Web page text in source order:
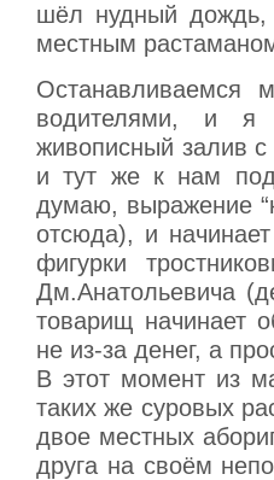
шёл нудный
местным
водителями, и я
живописный залив
и тут же к нам
думаю, выражение
отсюда), и
фигурки
Дм.Анатольевича
товарищ начинает
не из-за денег, а
В этот момент из
таких же суровых
двое местных
друга на своём